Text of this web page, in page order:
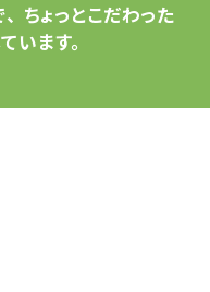
ちょっとこだわった
います。